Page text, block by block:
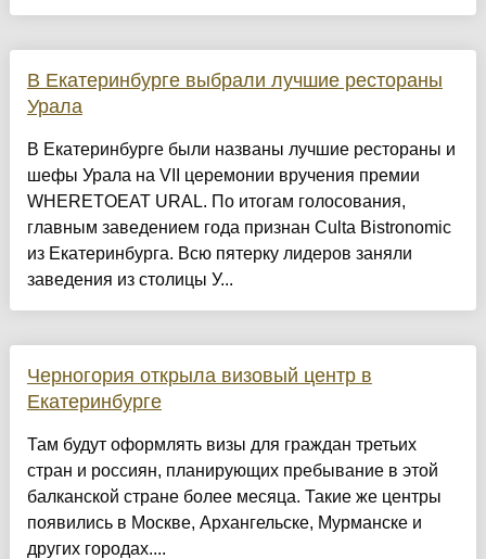
В Екатеринбурге выбрали лучшие рестораны
Урала
В Екатеринбурге были названы лучшие рестораны и
шефы Урала на VII церемонии вручения премии
WHERETOEAT URAL. По итогам голосования,
главным заведением года признан Culta Bistronomic
из Екатеринбурга. Всю пятерку лидеров заняли
заведения из столицы У...
Черногория открыла визовый центр в
Екатеринбурге
Там будут оформлять визы для граждан третьих
стран и россиян, планирующих пребывание в этой
балканской стране более месяца. Такие же центры
появились в Москве, Архангельске, Мурманске и
других городах....